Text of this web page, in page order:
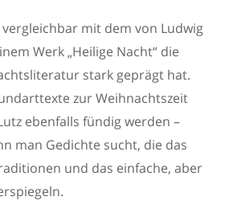
mit dem von Ludwig
Werk „Heilige Nacht“ die
stark geprägt hat.
zur Weihnachtszeit
ebenfalls fündig werden –
man Gedichte sucht, die das
und das einfache, aber